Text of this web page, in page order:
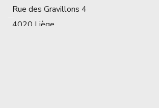
Rue des Gravillons 4
4020 Liège